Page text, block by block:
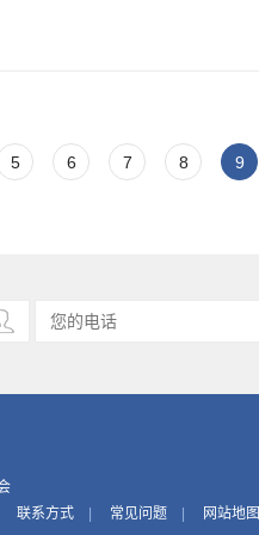
5 6 7 8 9
联系方式 常见问题 网站地图